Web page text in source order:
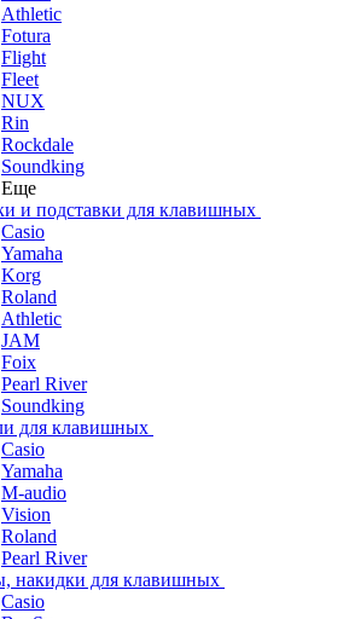
Athletic
Fotura
Flight
Fleet
NUX
Rin
Rockdale
Soundking
Еще
и подставки для клавишных
Casio
Yamaha
Korg
Roland
Athletic
JAM
Foix
Pearl River
Soundking
для клавишных
Casio
Yamaha
M-audio
Vision
Roland
Pearl River
накидки для клавишных
Casio